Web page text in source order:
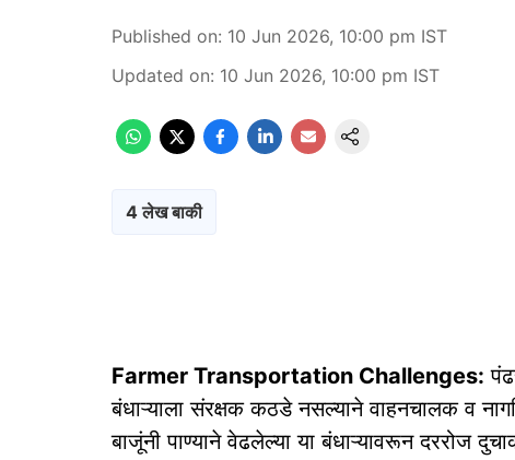
Published on: 10 Jun 2026, 10:00 pm IST
Updated on: 10 Jun 2026, 10:00 pm IST
4 लेख बाकी
Farmer Transportation Challenges:
बंधाऱ्याला संरक्षक कठडे नसल्याने वाहनचालक व
बाजूंनी पाण्याने वेढलेल्या या बंधाऱ्यावरून दररोज